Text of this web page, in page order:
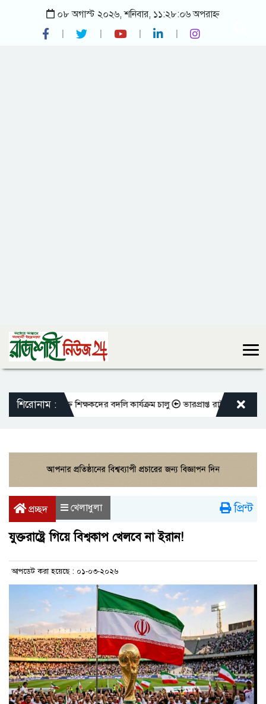
০৮ অগাস্ট ২০২৬, শনিবার, ১১:২৮:০৬ অপরাহ্ন
শিরোনাম :
এমপিওভুক্ত শিক্ষকদের বদলি কার্যক্রম চালু ভারপ্রাপ্ত রাষ্ট্রপতিকে শুভেচ্ছা
প্রচ্ছদ খেলাধুলা প্রিন্ট
যুক্তরাষ্ট্রে গিয়ে বিশ্বকাপ খেলবে না ইরান!
আপডেট করা হয়েছে : ০১-০৩-২০২৬